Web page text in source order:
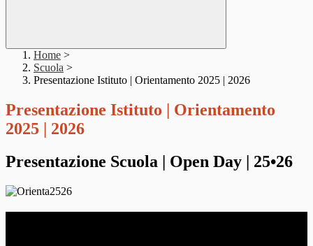
Home >
Scuola >
Presentazione Istituto | Orientamento 2025 | 2026
Presentazione Istituto | Orientamento
2025 | 2026
Presentazione Scuola | Open Day | 25•26